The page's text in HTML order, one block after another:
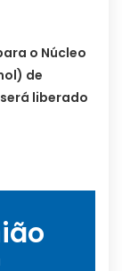
o Núcleo
de
liberado